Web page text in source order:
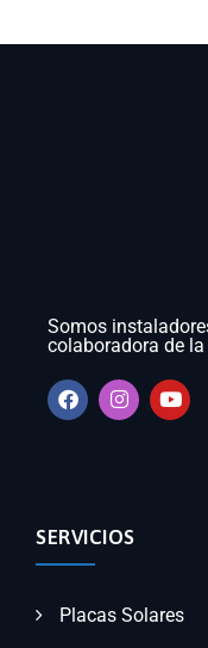
Somos
colaboradora de
SERVICIOS
Placas Solares